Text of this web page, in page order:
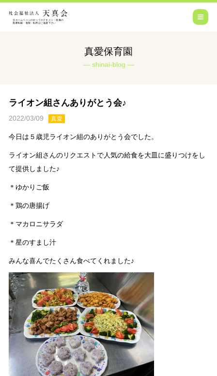
真愛保育園
shinai-blog
ライオン組さんありがとう会♪
2022/03/09 真愛
今日は５歳児ライオン組のありがとう会でした。
ライオン組さんのリクエストで人気の給食を大皿に盛りつけをし
て提供しました♪
＊ゆかりご飯
＊鶏の唐揚げ
＊マカロニサラダ
＊星のすまし汁
みんな喜んでたくさん食べてくれました♪